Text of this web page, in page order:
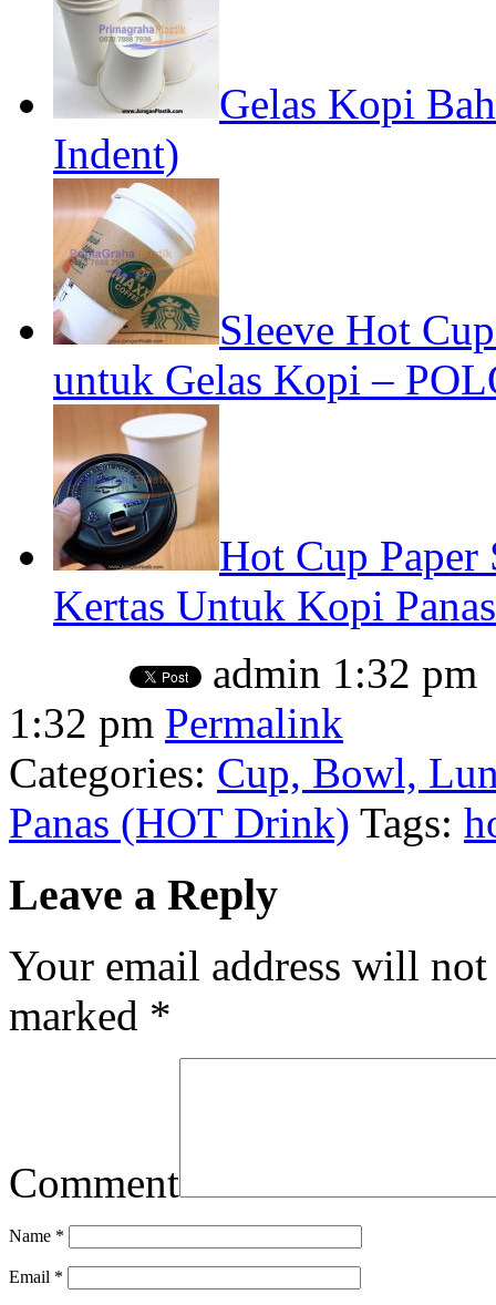
Gelas Kopi
Indent)
Sleeve Hot
untuk Gelas Kopi –
Hot Cup Paper
Kertas Untuk Kopi
admin 1:32 pm
1:32 pm Permalink
Categories: Cup, Bowl,
Panas (HOT Drink) Tags:
Leave a Reply
Your email address will
marked *
Comment
Name *
Email *